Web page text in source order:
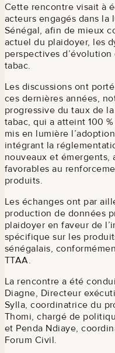
Cette rencontre visait à
acteurs engagés dans la
Sénégal, afin de mieux
actuel du plaidoyer, les
perspectives
tabac.
Les discussions ont
ces dernières années,
progressive du taux de
tabac, qui a atteint 100
mis en lumière
intégrant la
nouveaux et émergents,
favorables au
produits.
Les échanges ont par
production de données
plaidoyer en faveur de
spécifique sur les
sénégalais,
TTAA.
La rencontre a été
Diagne, Directeur
Sylla, coordinatrice du
Thomi, chargé de
et Penda Ndiaye,
Forum Civil.